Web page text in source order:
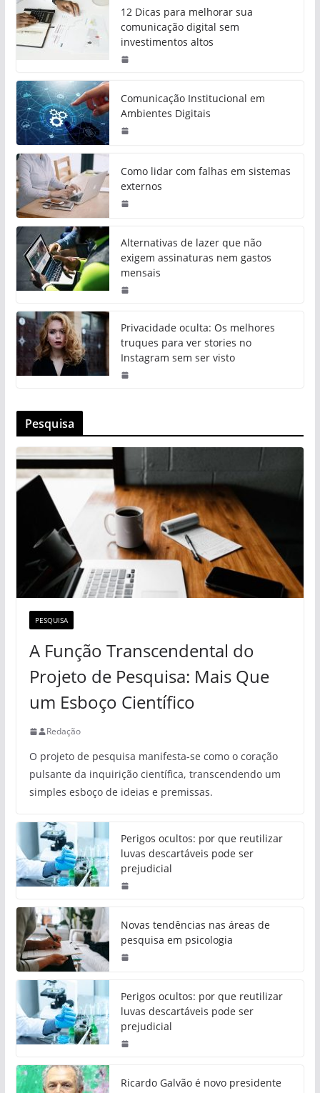
12 Dicas para melhorar sua
comunicação digital sem
investimentos altos
Comunicação Institucional em
Ambientes Digitais
Como lidar com falhas em sistemas
externos
Alternativas de lazer que não
exigem assinaturas nem gastos
mensais
Privacidade oculta: Os melhores
truques para ver stories no
Instagram sem ser visto
Pesquisa
PESQUISA
A Função Transcendental do
Projeto de Pesquisa: Mais Que
um Esboço Científico
Redação
O projeto de pesquisa manifesta-se como o coração
pulsante da inquirição científica, transcendendo um
simples esboço de ideias e premissas.
Perigos ocultos: por que reutilizar
luvas descartáveis pode ser
prejudicial
Novas tendências nas áreas de
pesquisa em psicologia
Perigos ocultos: por que reutilizar
luvas descartáveis pode ser
prejudicial
Ricardo Galvão é novo presidente